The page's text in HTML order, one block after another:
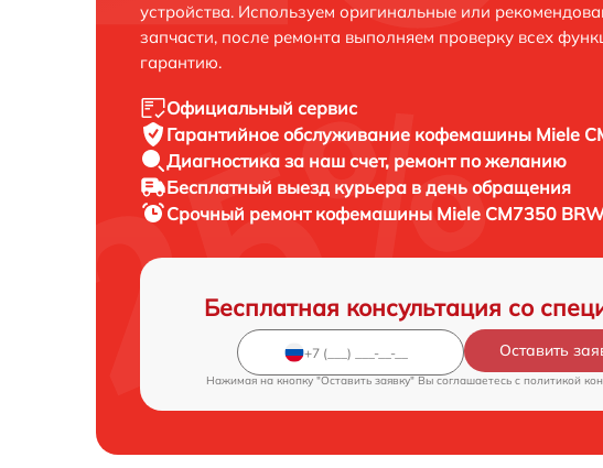
устройства. Используем оригинальные или
запчасти, после ремонта выполняем проверку всех
гарантию.
Официальный сервис
Гарантийное обслуживание кофемашины Miele
Диагностика за наш счет, ремонт по желанию
Бесплатный выезд курьера в день обращения
Срочный ремонт кофемашины Miele CM7350
Бесплатная консультация со
Оставить
Нажимая на кнопку "Оставить заявку" Вы соглашаетесь c политикой